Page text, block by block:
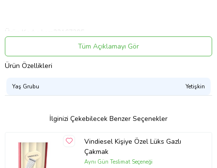
Ürün Kodu:
kcm22167295
Tüm Açıklamayı Gör
Ürün Özellikleri
Yaş Grubu Yetişkin
İlginizi Çekebilecek Benzer Seçenekler
Vindiesel Kişiye Özel Lüks Gazlı
Çakmak
Aynı Gün Teslimat Seçeneği